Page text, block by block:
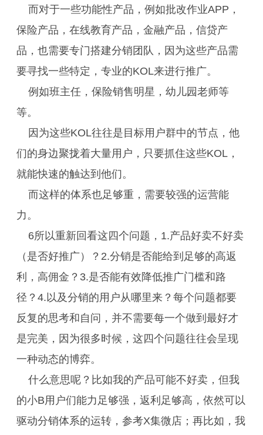
而对于一些功能性产品，例如批改作业APP，
保险产品，在线教育产品，金融产品，信贷产
品，也需要专门搭建分销团队，因为这些产品需
要寻找一些特定，专业的KOL来进行推广。
例如班主任，保险销售明星，幼儿园老师等
等。
因为这些KOL往往是目标用户群中的节点，他
们的身边聚拢着大量用户，只要抓住这些KOL，
就能快速的触达到他们。
而这样的体系也足够重，需要较强的运营能
力。
6所以重新回看这四个问题，1.产品好卖不好卖
（是否好推广）？2.分销是否能给到足够的高返
利，高佣金？3.是否能有效降低推广门槛和路
径？4.以及分销的用户从哪里来？每个问题都要
反复的思考和自问，并不需要每一个做到最好才
是完美，因为很多时候，这四个问题往往会呈现
一种动态的博弈。
什么意思呢？比如我的产品可能不好卖，但我
的小B用户们能力足够强，返利足够高，依然可以
驱动分销体系的运转，参考X集微店；再比如，我